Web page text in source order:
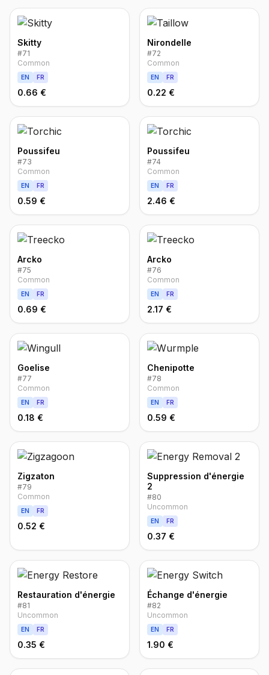
Skitty
#71
Common
EN FR
0.66 €
Nirondelle
#72
Common
EN FR
0.22 €
Poussifeu
#73
Common
EN FR
0.59 €
Poussifeu
#74
Common
EN FR
2.46 €
Arcko
#75
Common
EN FR
0.69 €
Arcko
#76
Common
EN FR
2.17 €
Goelise
#77
Common
EN FR
0.18 €
Chenipotte
#78
Common
EN FR
0.59 €
Zigzaton
#79
Common
EN FR
0.52 €
Suppression d'énergie
2
#80
Uncommon
EN FR
0.37 €
Restauration d'énergie
#81
Uncommon
EN FR
0.35 €
Échange d'énergie
#82
Uncommon
EN FR
1.90 €